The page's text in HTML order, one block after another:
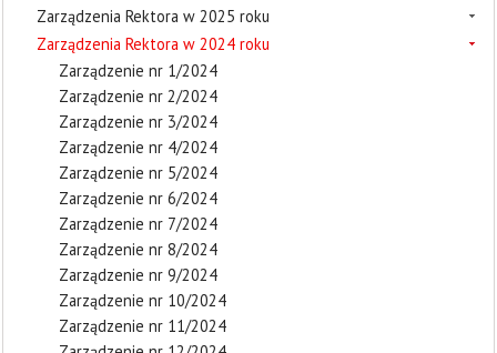
Zarządzenia Rektora w 2025 roku
Zarządzenia Rektora w 2024 roku
Zarządzenie nr 1/2024
Zarządzenie nr 2/2024
Zarządzenie nr 3/2024
Zarządzenie nr 4/2024
Zarządzenie nr 5/2024
Zarządzenie nr 6/2024
Zarządzenie nr 7/2024
Zarządzenie nr 8/2024
Zarządzenie nr 9/2024
Zarządzenie nr 10/2024
Zarządzenie nr 11/2024